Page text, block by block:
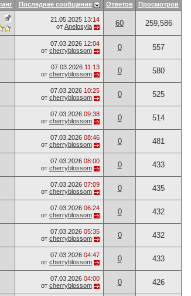
Последнее сообщение Ответов Просмотров
21.05.2025 13:14
от Anelosyla 60 259,586
07.03.2026 12:04
от cherryblossom 0 557
07.03.2026 11:13
от cherryblossom 0 580
07.03.2026 10:25
от cherryblossom 0 525
07.03.2026 09:38
от cherryblossom 0 514
07.03.2026 08:46
от cherryblossom 0 481
07.03.2026 08:00
от cherryblossom 0 433
07.03.2026 07:09
от cherryblossom 0 435
07.03.2026 06:24
от cherryblossom 0 432
07.03.2026 05:35
от cherryblossom 0 432
07.03.2026 04:47
от cherryblossom 0 433
07.03.2026 04:00
от cherryblossom 0 426